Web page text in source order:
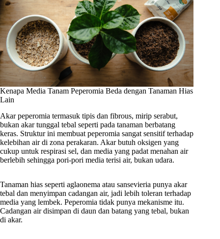
Kenapa Media Tanam Peperomia Beda dengan Tanaman Hias
Lain
Akar peperomia termasuk tipis dan fibrous, mirip serabut,
bukan akar tunggal tebal seperti pada tanaman berbatang
keras. Struktur ini membuat peperomia sangat sensitif terhadap
kelebihan air di zona perakaran. Akar butuh oksigen yang
cukup untuk respirasi sel, dan media yang padat menahan air
berlebih sehingga pori-pori media terisi air, bukan udara.
Tanaman hias seperti aglaonema atau sansevieria punya akar
tebal dan menyimpan cadangan air, jadi lebih toleran terhadap
media yang lembek. Peperomia tidak punya mekanisme itu.
Cadangan air disimpan di daun dan batang yang tebal, bukan
di akar.